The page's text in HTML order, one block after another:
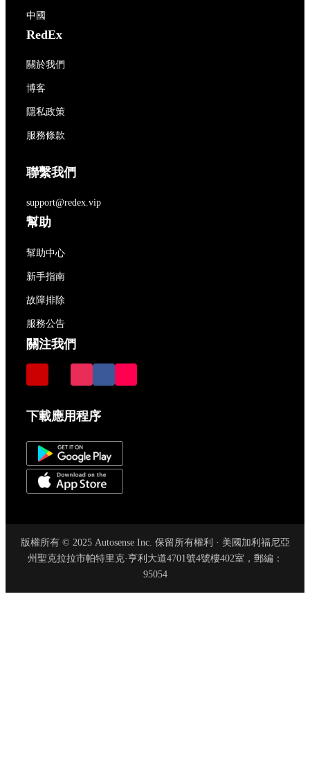
中國
RedEx
關於我們
博客
隱私政策
服務條款
聯繫我們
support@redex.vip
幫助
幫助中心
新手指南
故障排除
服務公告
關注我們
下載應用程序
版權所有 © 2025 Autosense Inc. 保留所有權利 · 美國加利福尼亞
州聖克拉拉市帕特里克·亨利大道4701號4號樓402室，郵編：
95054